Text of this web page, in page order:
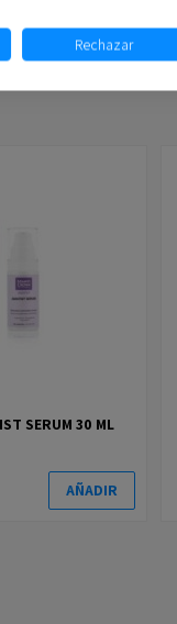
SERUM 30 ML
AÑADIR
Rechazar